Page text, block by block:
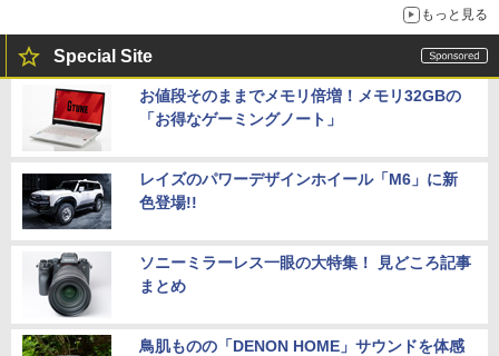
もっと見る
Special Site
お値段そのままでメモリ倍増！メモリ32GBの
「お得なゲーミングノート」
レイズのパワーデザインホイール「M6」に新
色登場!!
ソニーミラーレス一眼の大特集！ 見どころ記事
まとめ
鳥肌ものの「DENON HOME」サウンドを体感